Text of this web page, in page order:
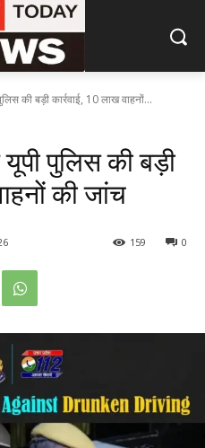
की बड़ी कार्रवाई, 10 लाख वाहनों...
पुलिस की बड़ी
की जांच
0
159